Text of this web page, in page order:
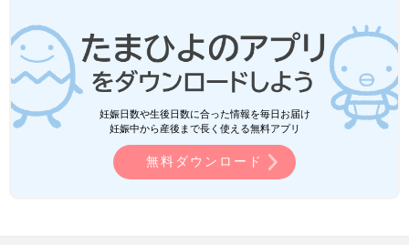
妊娠日数や生後日数に合った情報を毎日お届け
妊娠中から産後まで長く使える無料アプリ
無料ダウンロード